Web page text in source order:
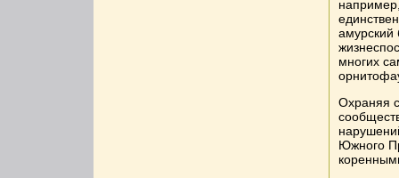
амурский
многих
Охраняя
Южного